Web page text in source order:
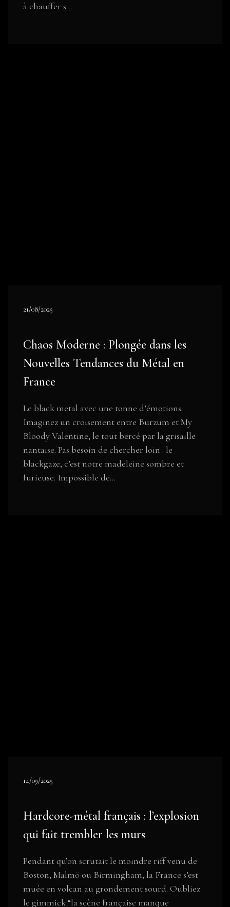
à chauffer s...
21/08/2025
Chaos Moderne : Plongée dans les
Nouvelles Tendances du Métal en
France
Le black metal avec une tonne d’émotions.
Imaginez un croisement entre Burzum et My
Bloody Valentine, le tout bercé par la grisaille
nantaise. Pas besoin de chercher loin : le
blackgaze, c’est notre madeleine sombre et
furieuse. Impossible de...
14/09/2025
Hardcore-métal français : l’explosion
qui fait trembler les murs
Pendant qu’on scrutait le moindre riff venu de
Boston, Malmö ou Birmingham, la France s’est
muée en volcan au grondement sourd. Oubliez
le gimmick “la scène française manque